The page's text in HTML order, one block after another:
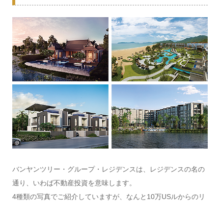
バンヤンツリー・グループ・レジデンスは、レジデンスの名の
通り、いわば不動産投資を意味します。
4種類の写真でご紹介していますが、なんと10万USルからのリ